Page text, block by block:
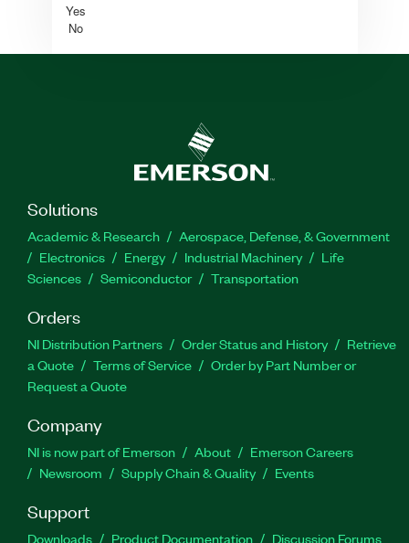
Yes
No
Solutions
Academic & Research
Aerospace, Defense, & Government
Electronics
Energy Industrial Machinery
Life
Sciences
Semiconductor Transportation
Orders
NI Distribution Partners Order Status and History
Retrieve
a Quote
Terms of Service
Order by Part Number or
Request a Quote
Company
NI is now part of Emerson About
Emerson Careers
Newsroom
Supply Chain & Quality Events
Support
Downloads Product Documentation Discussion Forums